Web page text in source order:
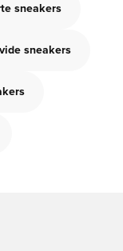
sneakers
sneakers